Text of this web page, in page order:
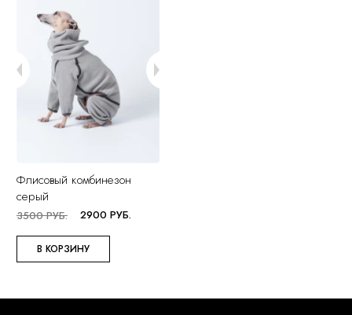
Флисовый комбинезон
серый
3500 РУБ. 2900 РУБ.
В КОРЗИНУ